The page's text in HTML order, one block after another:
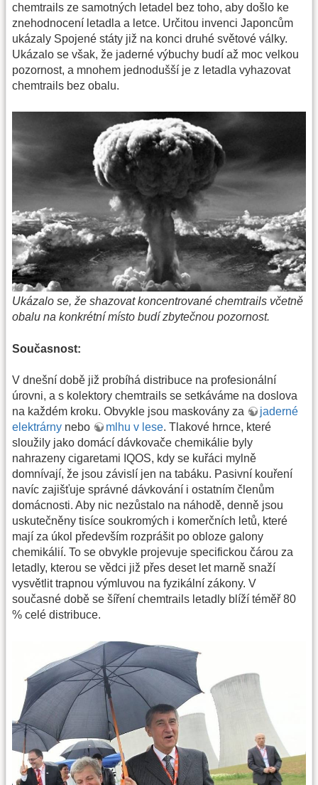
chemtrails ze samotných letadel bez toho, aby došlo ke
znehodnocení letadla a letce. Určitou invenci Japoncům
ukázaly Spojené státy již na konci druhé světové války.
Ukázalo se však, že jaderné výbuchy budí až moc velkou
pozornost, a mnohem jednodušší je z letadla vyhazovat
chemtrails bez obalu.
Ukázalo se, že shazovat koncentrované chemtrails včetně
obalu na konkrétní místo budí zbytečnou pozornost.
Současnost:
V dnešní době již probíhá distribuce na profesionální
úrovni, a s kolektory chemtrails se setkáváme na doslova
na každém kroku. Obvykle jsou maskovány za
jaderné
elektrárny nebo mlhu v lese. Tlakové hrnce, které
sloužily jako domácí dávkovače chemikálie byly
nahrazeny cigaretami IQOS, kdy se kuřáci mylně
domnívají, že jsou závislí jen na tabáku. Pasivní kouření
navíc zajišťuje správné dávkování i ostatním členům
domácnosti. Aby nic nezůstalo na náhodě, denně jsou
uskutečněny tisíce soukromých i komerčních letů, které
mají za úkol především rozprášit po obloze galony
chemikálií. To se obvykle projevuje specifickou čárou za
letadly, kterou se vědci již přes deset let marně snaží
vysvětlit trapnou výmluvou na fyzikální zákony. V
současné době se šíření chemtrails letadly blíží téměř 80
% celé distribuce.